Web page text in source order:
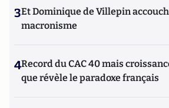
3Et Dominique de Villepin
macronisme
4Record du CAC 40 mais
que révèle le paradoxe français